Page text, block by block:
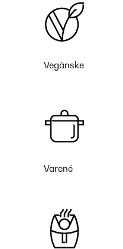
Vegánske
Varené